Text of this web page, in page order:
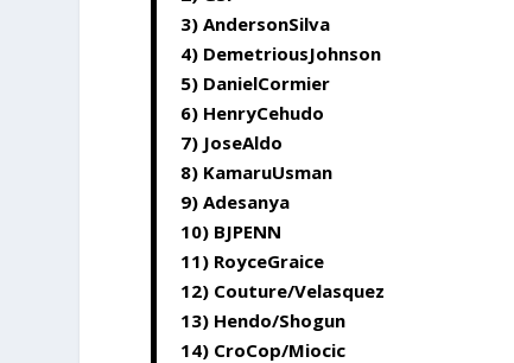
3) AndersonSilva
4) DemetriousJohnson
5) DanielCormier
6) HenryCehudo
7) JoseAldo
8) KamaruUsman
9) Adesanya
10) BJPENN
11) RoyceGraice
12) Couture/Velasquez
13) Hendo/Shogun
14) CroCop/Miocic